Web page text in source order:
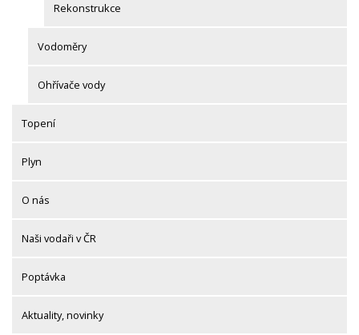
Rekonstrukce
Vodoměry
Ohřívače vody
Topení
Plyn
O nás
Naši vodaři v ČR
Poptávka
Aktuality, novinky